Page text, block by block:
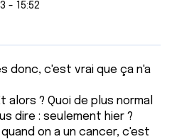
- 15:52
donc, c'est vrai que ça n'a
alors ? Quoi de plus normal
dire : seulement hier ?
on a un cancer, c'est